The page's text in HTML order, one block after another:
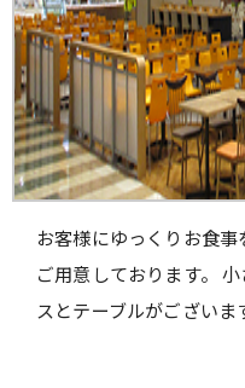
お客様にゆっくりお食
ご用意しております。
スとテーブルがございま